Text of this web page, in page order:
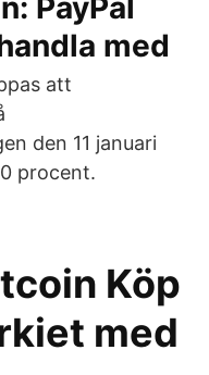
PayPal
med
att
den 11 januari
procent.
Köp
med